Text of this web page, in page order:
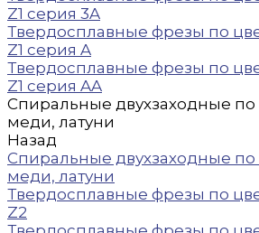
Z1 серия 3A
Твердосплавные фрезы по
Z1 серия A
Твердосплавные фрезы по
Z1 серия AA
Спиральные двухзаходные
меди, латуни
Назад
Спиральные двухзаходные
меди, латуни
Твердосплавные фрезы по
Z2